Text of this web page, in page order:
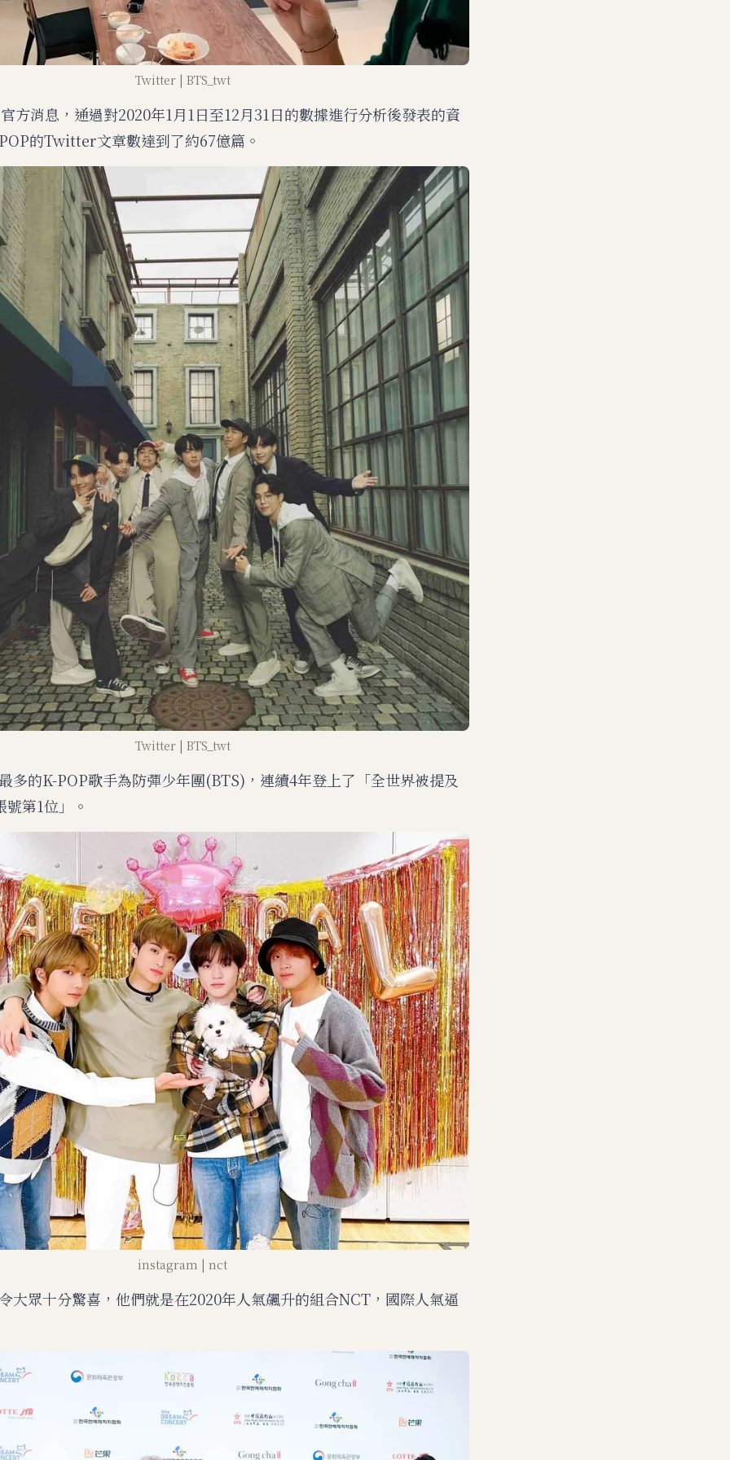
Twitter | BTS_twt
方消息，通過對2020年1月1日至12月31日的數據進行分析後發表的資
的Twitter文章數達到了約67億篇。
Twitter | BTS_twt
多的K-POP歌手為防彈少年團(BTS)，連續4年登上了「全世界被提及
第1位」。
instagram | nct
大眾十分驚喜，他們就是在2020年人氣飆升的組合NCT，國際人氣逼